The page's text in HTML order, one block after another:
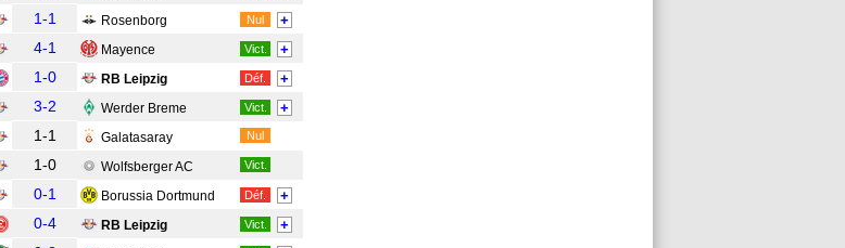
1-1 Rosenborg Nul +
4-1 Mayence Vict. +
1-0 RB Leipzig Déf. +
3-2 Werder Breme Vict. +
1-1 Galatasaray Nul
1-0 Wolfsberger AC Vict.
0-1 Borussia Dortmund Déf. +
0-4 RB Leipzig Vict. +